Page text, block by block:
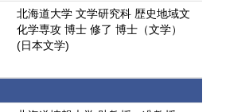
北海道大学 文学研究科 歴史地域文
化学専攻 博士 修了 博士（文学）
(日本文学)